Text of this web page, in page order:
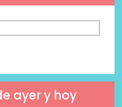
ayer y hoy